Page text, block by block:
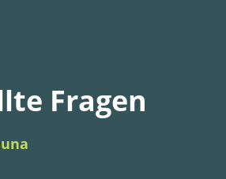
Fragen